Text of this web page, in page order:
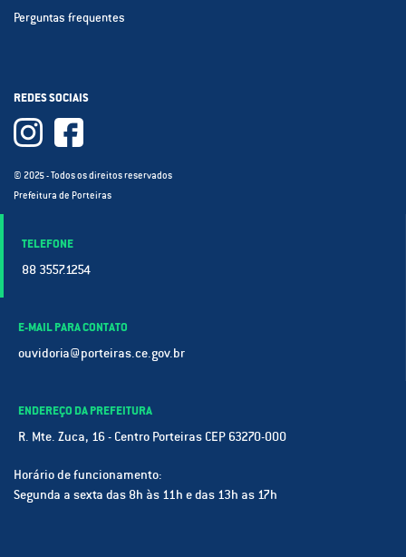
Perguntas frequentes
REDES SOCIAIS
© 2025 - Todos os direitos reservados
Prefeitura de Porteiras
TELEFONE
88 3557.1254
E-MAIL PARA CONTATO
ouvidoria@porteiras.ce.gov.br
ENDEREÇO DA PREFEITURA
R. Mte. Zuca, 16 - Centro Porteiras CEP 63270-000
Horário de funcionamento:
Segunda a sexta das 8h às 11h e das 13h as 17h